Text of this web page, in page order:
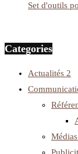
Set d'outils
Categories
Actualités 2
Médias